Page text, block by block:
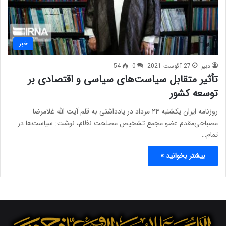
خبر
دبیر 27 آگوست 2021 0
54
تأثیر متقابل سیاست‌های سیاسی و اقتصادی بر
توسعه کشور
روزنامه ایران یکشنبه ۲۴ مرداد در یادداشتی به قلم آیت الله غلامرضا
مصباحی‌مقدم عضو مجمع تشخیص مصلحت نظام،‌ نوشت: سیاست‌ها در
تمام…
بیشتر بخوانید »